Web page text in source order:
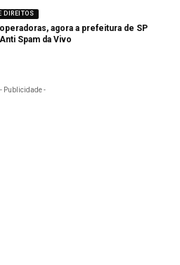
DIREITOS
agora a prefeitura de SP
Spam da Vivo
- Publicidade -